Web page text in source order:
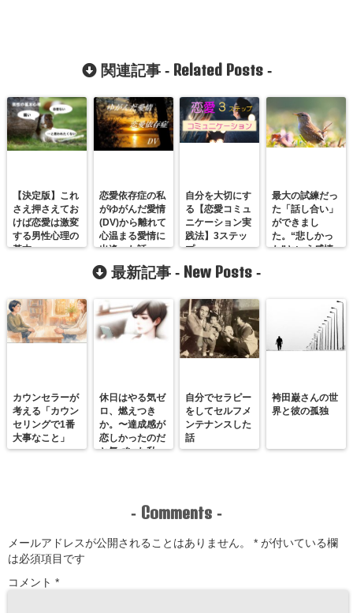
関連記事 - Related Posts-
【決定版】これ
さえ押さえてお
けば恋愛は激変
する男性心理の
基本
恋愛依存症の私
がゆがんだ愛情
(DV)から離れて
心温まる愛情に
出逢った話
自分を大切にす
る【恋愛コミュ
ニケーション実
践法】3ステッ
プ
最大の試練だっ
た「話し合い」
ができまし
た。“悲しかっ
た”という感情
最新記事 - New Posts -
カウンセラーが
考える「カウン
セリングで1番
大事なこと」
休日はやる気ゼ
ロ、燃えつき
か。〜達成感が
恋しかったのだ
と気づいた私
自分でセラピー
をしてセルフメ
ンテナンスした
話
袴田巌さんの世
界と彼の孤独
- Comments -
メールアドレスが公開されることはありません。 * が付いている欄
は必須項目です
コメント *